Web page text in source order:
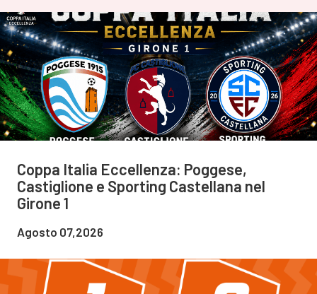
Coppa Italia Eccellenza: Poggese,
Castiglione e Sporting Castellana nel
Girone 1
Agosto 07,2026